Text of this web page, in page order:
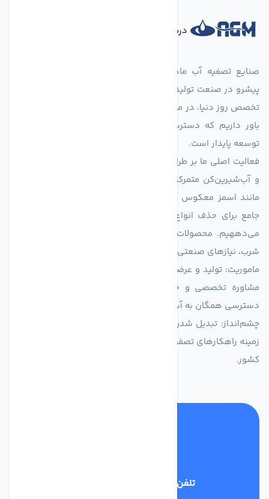
درباره فروشگاه
پیشرو در صنعت تولید تجهیزات تصفیه آب، با تکیه بر دانش فنی و
تخصص روز دنیا، در مسیر تأمین آب سالم و پایدار گام برمی‌دارد. ما
باور داریم که دسترسی به آب پاک، یک حق اساسی و زیربنای
توسعه پایدار است.
فعالیت اصلی ما بر طراحی و تولید سیستم‌های پیشرفته تصفیه آب
و آب‌شیرین‌کن متمرکز است. ما با بهره‌گیری از فناوری‌های نوین
جامع برای حذف انواع آلاینده‌ها، املاح و نمک از منابع آبی ارائه
می‌دههیم. محصولات ما برای مصارف متنوعی از جمله تأمین آب
شرب، نیازهای صنعتی و کشاورزی طراحی و بهینه‌سازی شده‌اند.
ماموریت: تولید و عرضه محصولاتی با بالاترین استاندارد کیفی، ارائه
مشاوره تخصصی و خدمات پس از فروش مطمئن برای تضمین
دسترسی همگان به آب پاک و سالم.
چشم‌انداز: تبدیل شدن به انتخاب اول صنایع و مصرف‌کنندگان در
زمینه راهکارهای تصفیه آب و ایفای نقشی کلیدی در حفظ منابع آبی
کشور.
تلفن پشتیبانی